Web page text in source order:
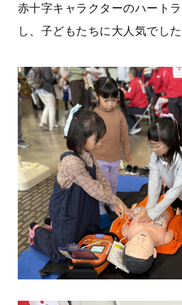
赤十字キャラクターのハート
し、子どもたちに大人気でした